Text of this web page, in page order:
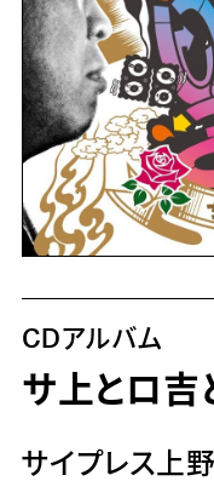
CDアルバム
サ上とロ吉
サイプレス上